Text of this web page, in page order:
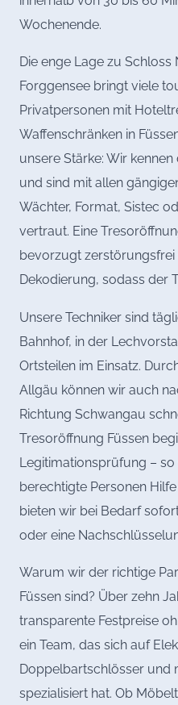
Wochenende.
Die enge Lage zu
Forggensee bringt viele
Privatpersonen mit
Waffenschränken in
unsere Stärke: Wir
und sind mit allen
Wächter, Format, Sistec
vertraut. Eine
bevorzugt
Dekodierung, sodass der
Unsere Techniker sind
Bahnhof, in der
Ortsteilen im Einsatz.
Allgäu können wir auch
Richtung Schwangau
Tresoröffnung Füssen
Legitimationsprüfung –
berechtigte Personen
bieten wir bei Bedarf
oder eine
Warum wir der richtige
Füssen sind? Über zehn
transparente Festpreise
ein Team, das sich auf
Doppelbartschlösser und
spezialisiert hat. Ob